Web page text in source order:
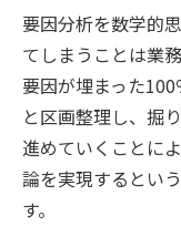
要因分析を数学的
てしまうことは業
要因が埋まった
と区画整理し、掘
進めていくことに
論を実現するとい
す。